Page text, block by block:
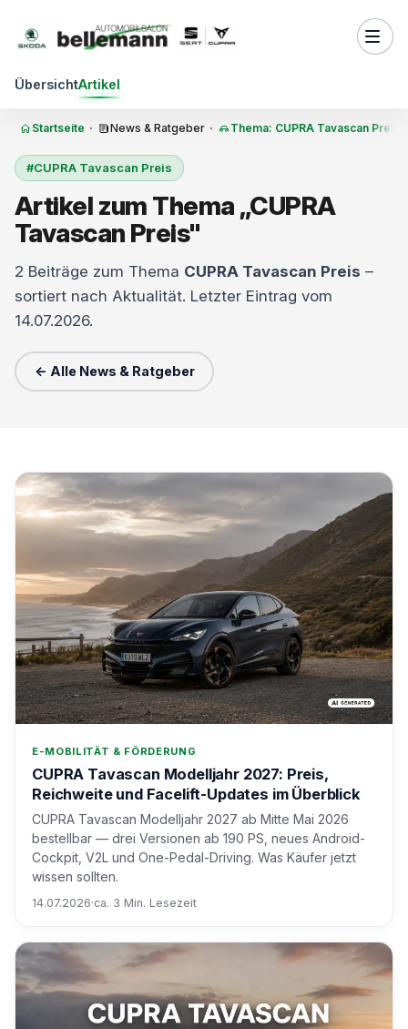
ÜbersichtArtikel
Startseite · News & Ratgeber · Thema: CUPRA Tavascan Preis
#CUPRA Tavascan Preis
Artikel zum Thema „CUPRA
Tavascan Preis"
2 Beiträge zum Thema CUPRA Tavascan Preis –
sortiert nach Aktualität. Letzter Eintrag vom
14.07.2026.
← Alle News & Ratgeber
E-MOBILITÄT & FÖRDERUNG
CUPRA Tavascan Modelljahr 2027: Preis,
Reichweite und Facelift-Updates im Überblick
CUPRA Tavascan Modelljahr 2027 ab Mitte Mai 2026
bestellbar — drei Versionen ab 190 PS, neues Android-
Cockpit, V2L und One-Pedal-Driving. Was Käufer jetzt
wissen sollten.
14.07.2026·ca. 3 Min. Lesezeit